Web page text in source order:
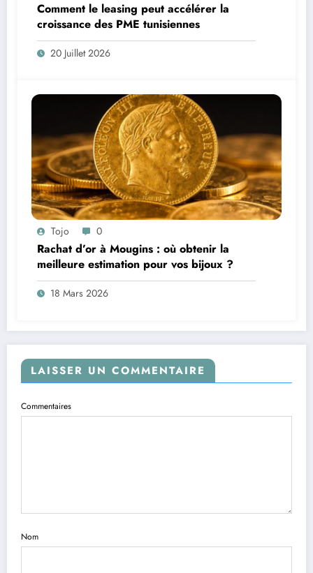
Comment le leasing peut accélérer la
croissance des PME tunisiennes
20 Juillet 2026
Tojo 0
Rachat d’or à Mougins : où obtenir la
meilleure estimation pour vos bijoux ?
18 Mars 2026
LAISSER UN COMMENTAIRE
Commentaires
Nom